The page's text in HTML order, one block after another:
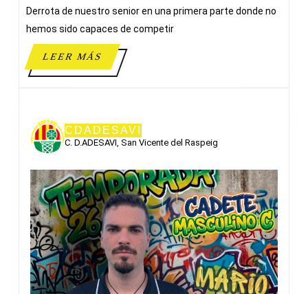
ADESAVI
Derrota de nuestro senior en una primera parte donde no
hemos sido capaces de competir
LEER MÁSLEER
MÁS
CDADESAVI
C. D.ADESAVI, San Vicente del Raspeig